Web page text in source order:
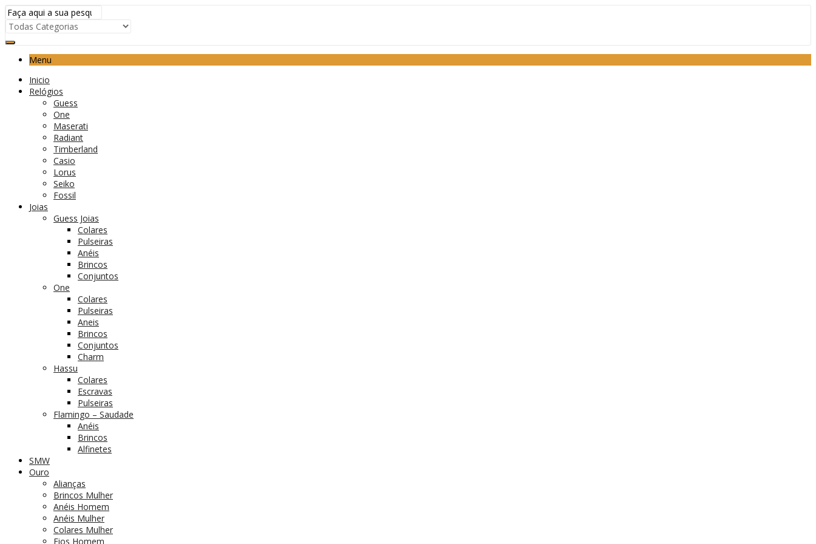
Menu
Inicio
Relógios
Guess
One
Maserati
Radiant
Timberland
Casio
Lorus
Seiko
Fossil
Joias
Guess Joias
Colares
Pulseiras
Anéis
Brincos
Conjuntos
One
Colares
Pulseiras
Aneis
Brincos
Conjuntos
Charm
Hassu
Colares
Escravas
Pulseiras
Flamingo – Saudade
Anéis
Brincos
Alfinetes
SMW
Ouro
Alianças
Brincos Mulher
Anéis Homem
Anéis Mulher
Colares Mulher
Fios Homem